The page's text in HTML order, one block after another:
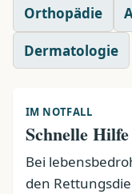
Orthopädie
Dermatologie
IM NOTFALL
Schnelle Hilfe
Bei
den